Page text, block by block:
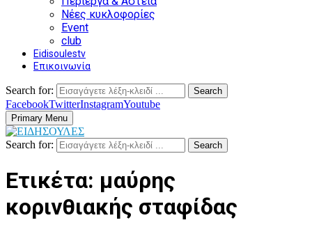
Νέες κυκλοφορίες
Event
club
Eidisoulestv
Επικοινωνία
Search for: Search
FacebookTwitterInstagramYoutube
Primary Menu
Search for: Search
Ετικέτα: μαύρης
κορινθιακής σταφίδας